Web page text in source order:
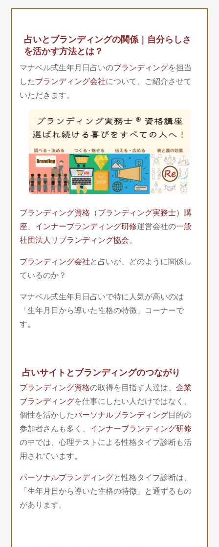
占いとブランディングの関係｜自分らしさ
を活かす方法とは？
マナベル式生年月日占いのブランディングを担当
したブランディング会社について、ご紹介させて
いただきます。
ブランディング資格（ブランディング実務士）講
座、 インナーブランディング研修運営会社の一般
社団法人リブランディング協会。
ブランディング会社 と占いが、どのように関係し
ているのか？
マナベル式生年月日占いで特に人気が高いのは
「生年月日から導いた性格の特徴」コーナーで
す。
占いサイトとブランディングのつながり
ブランディング資格の取得を目指す人達は、企業
ブランディングを仕事にしたい人だけではなく、
個性を活かしたパーソナルブランディング目的の
参加者さんも多く、 インナーブランディング研修
の中では、心理テストによる性格タイプ診断も活
用されています。
パーソナルブランディングと性格タイプ診断は、
「生年月日から導いた性格の特徴」と通ずるもの
があります。